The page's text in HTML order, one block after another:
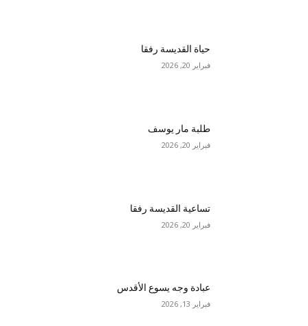
حياة القديسة رفقا
فبراير 20, 2026
طلبة مار يوسف
فبراير 20, 2026
تساعية القديسة رفقا
فبراير 20, 2026
عبادة وجه يسوع الأقدس
فبراير 13, 2026